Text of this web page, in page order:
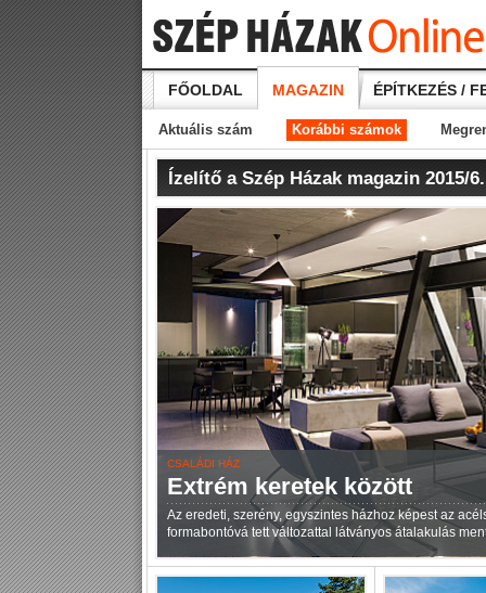
FŐOLDAL MAGAZIN ÉPÍTKEZÉS /
Aktuális szám Korábbi számok
Ízelítő a Szép Házak magazin 2015/
CSALÁDI HÁZ
Extrém keretek között
Az eredeti, szerény, egyszintes házhoz képest az
formabontóvá tett változattal látványos átalakulás